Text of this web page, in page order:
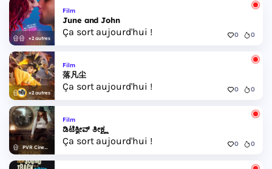
+2 autres
Film
June and John
Ça sort aujourd'hui ! 0 0
+2 autres
Film
落凡尘
Ça sort aujourd'hui ! 0 0
PVR Cinemas
Film
ಡಿಟೆಕ್ವೀವ್ ತೀಕ್ಷ್ಣ
Ça sort aujourd'hui ! 0 0